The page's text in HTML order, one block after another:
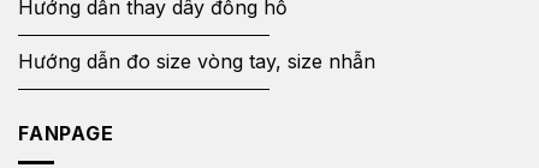
Hướng dẫn thay dây đồng hồ
Hướng dẫn đo size vòng tay, size nhẫn
FANPAGE